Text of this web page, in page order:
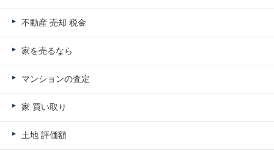
不動産 売却 税金
家を売るなら
マンションの査定
家 買い取り
土地 評価額